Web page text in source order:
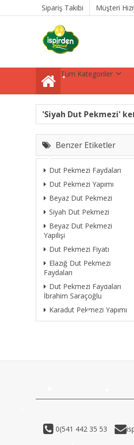
Sipariş Takibi Müşteri
Tüm Kategoriler
'Siyah Dut Pekmezi'
Benzer Etiketler
Dut Pekmezi Faydaları
Dut Pekmezi Yapımı
Beyaz Dut Pekmezi
Siyah Dut Pekmezi
Beyaz Dut Pekmezi
Yapilişi
Dut Pekmezi Fiyatı
Elazığ Dut Pekmezi
Faydaları
Dut Pekmezi Faydaları
İbrahim Saraçoğlu
Karadut Pekmezi Yapımı
0(541 442 35 53